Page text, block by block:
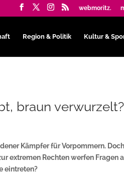
webmoritz.
Region & Politik Kultur &
braun verwurzelt?
Kämpfer für Vorpommern. Doch
extremen Rechten werfen Fragen
eintreten?